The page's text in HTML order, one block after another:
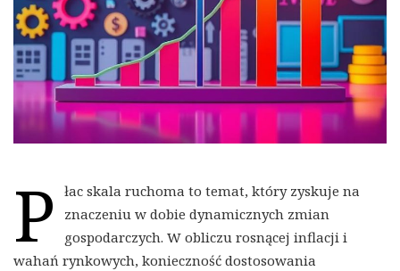
P
łac skala ruchoma to temat, który zyskuje na
znaczeniu w dobie dynamicznych zmian
gospodarczych. W obliczu rosnącej inflacji i
wahań rynkowych, konieczność dostosowania